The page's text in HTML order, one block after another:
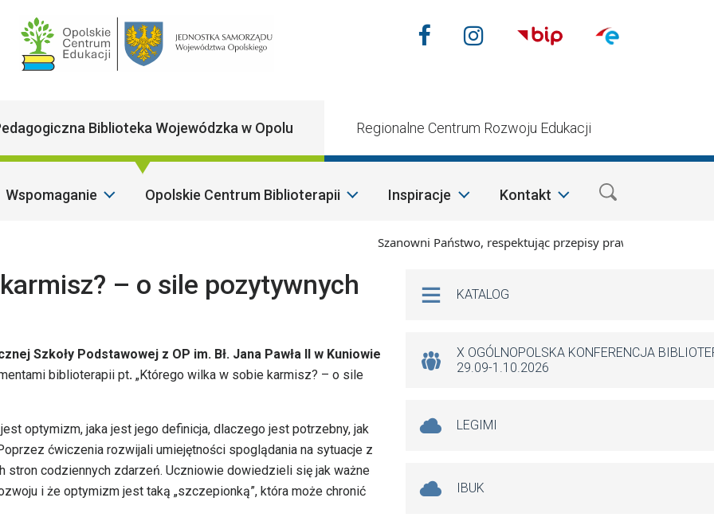
Main Navigation
Nasze media
FacebookInstagram
Biblioteka Wojewódzka w Opolu Regionalne Centrum Rozwoju Edukacji
Wspomaganie Opolskie Centrum Biblioterapii Inspiracje Kontakt
Szanowni Państwo, respektując przepisy prawa i mając na
– o sile pozytywnych
Szkoły Podstawowej z OP im. Bł. Jana Pawła II w Kuniowie
biblioterapii pt. „Którego wilka w sobie karmisz? – o sile
optymizm, jaka jest jego definicja, dlaczego jest potrzebny, jak
ćwiczenia rozwijali umiejętności spoglądania na sytuacje z
stron codziennych zdarzeń. Uczniowie dowiedzieli się jak ważne
i że optymizm jest taką „szczepionką”, która może chronić
Na skróty
KATALOG
X OGÓLNOPOLSKA KONFERENCJA
29.09-1.10.2026
LEGIMI
IBUK